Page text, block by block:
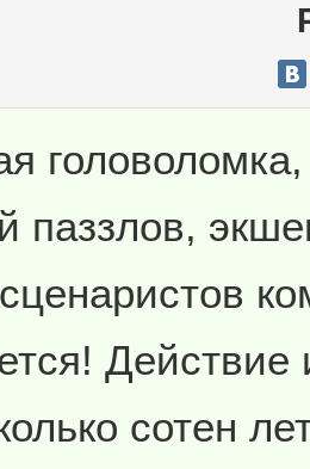
паззлов,
Действие
сотен